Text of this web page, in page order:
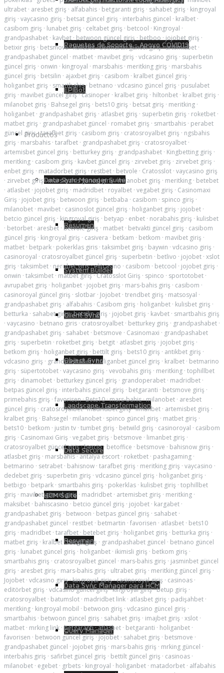
Paquetes de Soporte - Apoyo COVID19
EPIBot
Productos
Data Sync Manager Suite
Resumen
System Builder
Client Sync
Object Sync
Landscape Transformation
Data Secure
HCM Suite
Resumen
Data Sync Manager para HCM
Query Manager
ultrabet · aresbet giriş · alfabahis · betgaranti giriş · sahabet giriş · kingroyal
giriş · vaycasino giriş · betsat güncel giriş · interbahis güncel · kralbet ·
casibom giriş · lunabet giriş · celtabet giriş · betcool · Kingroyal ·
grandpashabet · kavbet · betwoon güncel giriş · betboo · jojobet giriş ·
betixir giriş · betsmove·kulisbet·betmartin güncel giriş·artemisbet ·
grandpashabet güncel · matbet · mavibet giriş · vdcasino giriş · superbetin
güncel giriş · onwin · kingroyal · marsbahis · meritking giriş · marsbahis
güncel giriş · betsilin · ajaxbet giriş · casibom · kralbet güncel giriş ·
holiganbet giriş · smartbahis· betnano · vdcasino güncel giriş · pusulabet
giriş · mavibet güncel giriş·casinoper · kralbet giriş · hiltonbet · kralbet giriş ·
milanobet giriş · Bahsegel giriş · bets10 giriş · betsat giriş · meritking ·
holiganbet · grandpashabet giriş · atlasbet giriş · superbetin giriş · roketbet ·
matbet giriş · grandpashabet güncel · romabet giriş · smartbahis · perabet
güncel giriş·tarafbet giriş · casibom giriş · cratosroyalbet giriş · ngsbahis
giriş · marsbahis · tarafbet · grandpashabet giriş · cratosroyalbet ·
artemisbet güncel giriş · betturkey giriş · grandpashabet · Kingbetting giriş ·
meritking · casibom giriş · kavbet güncel giriş · zirvebet giriş · zirvebet giriş ·
enbet giriş · matadorbet giriş · restbet · betvole · Cratosslot · vaycasino giriş
· zirvebet giriş·mars-bahis güncel giriş·milanobet giriş · meritking · betebet
· atlasbet · jojobet giriş · madridbet · royalbet · vegabet giriş · Casinomaxi
Giriş · jojobet giriş · betwoon giriş · betbaba · casibom · spinco giriş ·
milanobet · mavibet · casinoslot güncel giriş · holiganbet giriş · jojobet ·
betcio güncel giriş · kingroyal giriş · betyap · enbet · norabahis giriş · kulisbet
· betorbet · aresbet · betvole giriş · matbet · betvakti güncel giriş · casibom
güncel giriş · kingroyal giriş · casivera · betkam · betkom · mavibet giriş ·
matbet · betpark · pokerklas giris · taksimbet giriş · baywin · vdcasino giriş ·
casinoroyal · cratosroyalbet güncel giriş · superbetin · betlivo · jojobet · xslot
giriş · taksimbet · nerobet giriş·elitcasino · casibom · betcool · jojobet giriş ·
onwin · taksimbet · matbet giriş·Cratosslot Giriş · spinco · sportotobet ·
avrupabet giriş · holiganbet · jojobet giriş · mars-bahis giriş · casibom ·
casinoroyal güncel giriş · slotbar · Jojobet · trendbet giriş · matsosyal ·
grandpashabet giriş · alfabahis · Casibom giriş · holiganbet · kulisbet giriş ·
betturka · sahabet giriş·betsilin giriş · jojobet giriş · kavbet · smartbahis giriş
· vaycasino · betnano giris · cratosroyalbet · betturkey giriş · grandpashabet ·
grandpashabet giriş · sahabet · betsmove · Casinomaxi · grandpashabet
giriş · superbetin · roketbet giriş · betgit · atlasbet giriş · jojobet giriş ·
betkom giriş · holiganbet giriş · bettilt giriş · bets10 giriş · antikbet giriş ·
vdcasino giriş · grandpashabet·holiganbet güncel giriş · kralbet · betmarino
giriş · süpertotobet · vaycasino giriş · vevobahis giriş · meritking · tophillbet
giriş · dinamobet · betturkey güncel giriş · grandoperabet · madridbet ·
betpas güncel giriş · interbahis güncel giriş · betgaranti · betsmove giriş ·
primebahis giriş · favorisen·Bets10·mars-bahis·milanobet · aresbet
güncel giriş · cratosroyalbet·madridbet giriş·limanbet · artemisbet giriş ·
kralbet giriş · Bahsegel · milanobet · spinco güncel giriş · matbet giriş ·
bets10 · betkom · justin tv · tumbet giriş · betwild giriş · casinoroyal · casibom
giriş · Casinomaxi Giriş · vegabet giriş · betsmove · limanbet giriş ·
cratosroyalbet güncel giriş·betcio· betoffice · betsmove · bahisnow giriş ·
atlasbet giriş · marsbahis·antalya escort · roketbet · pashagaming ·
betmarino · setrabet · bahisnow · tarafbet giriş · meritking giriş · vaycasino ·
dedebet giriş · superbetin giriş · vdcasino güncel giriş · holiganbet giriş ·
betbigo · betpark · smartbahis giriş · pokerklas · kulisbet giriş · tophillbet
giriş · mavibet güncel giriş · madridbet · artemisbet giriş · meritking ·
maksibet · bahiscasino · betcio güncel giriş · jojobet · kargabet ·
grandpashabet giriş · betwoon · betpas güncel giriş · sahabet ·
grandpashabet güncel · restbet · betmartin · favorisen · atlasbet · bets10
giriş · madridbet · tarafbet · betebet giriş · holiganbet giriş · betturka giriş ·
matbet giriş · kralbet·betgit giriş · grandpashabet güncel · betnano güncel
giriş · lunabet güncel giriş · holiganbet · ikimisli giriş · betkom giriş ·
smartbahis giriş · cratosroyalbet güncel · mars-bahis giriş · jasminbet güncel
giriş · aresbet giriş · mars-bahis giriş · ultrabet giriş · meritking güncel giriş ·
Jojobet · vdcasino giriş·kingroyal giriş·casinoroyal giriş · casinoas ·
editörbet giriş · vdcasino güncel giriş·kingroyal giriş·betup giriş ·
cratosroyalbet · batumslot · madridbet link · atlasbet giriş · padişahbet ·
meritking · kingroyal mobil · betwoon giriş · vdcasino güncel giriş ·
smartbahis · betwoon güncel giriş · sahabet giriş · imajbet giriş · xslot ·
matbet · mrking link · betgaranti·atlasbet · betgaranti · holiganbet ·
favorisen · betwoon güncel giriş·jojobet · sahabet giriş · betsmove ·
grandpashabet güncel · jojobet giriş · mars-bahis giriş · mrking güncel ·
interbahis giriş · safirbet güncel giriş · bettilt güncel giriş · casinoas ·
milanobet · egebet · grbets · kingroyal · holiganbet · matadorbet · alfabahis